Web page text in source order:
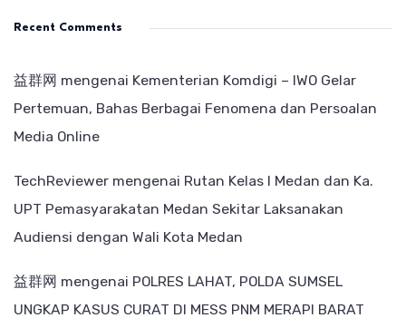
Recent Comments
益群网 mengenai Kementerian Komdigi – IWO Gelar
Pertemuan, Bahas Berbagai Fenomena dan Persoalan
Media Online
TechReviewer mengenai Rutan Kelas I Medan dan Ka.
UPT Pemasyarakatan Medan Sekitar Laksanakan
Audiensi dengan Wali Kota Medan
益群网 mengenai POLRES LAHAT, POLDA SUMSEL
UNGKAP KASUS CURAT DI MESS PNM MERAPI BARAT